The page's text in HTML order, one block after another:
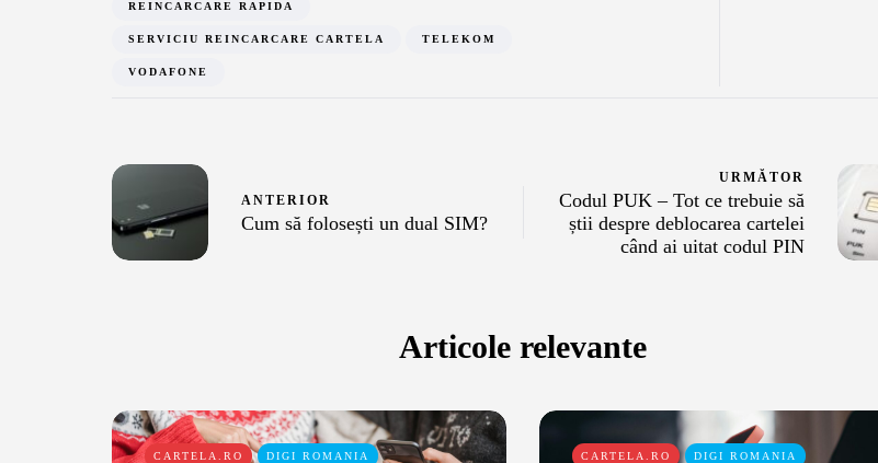
REINCARCARE RAPIDA
SERVICIU REINCARCARE CARTELA TELEKOM
VODAFONE
ANTERIOR
Cum să folosești un dual SIM?
URMĂTOR
Codul PUK – Tot ce trebuie să
știi despre deblocarea cartelei
când ai uitat codul PIN
Articole relevante
CARTELA.RO DIGI ROMANIA CARTELA.RO DIGI ROMANIA